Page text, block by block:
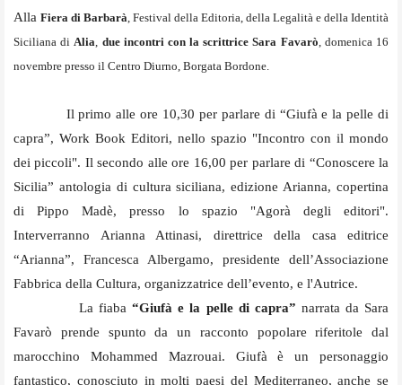
Alla Fiera di Barbarà , Festival della Editoria, della Legalità e della Identità
Siciliana di Alia due incontri con la scrittrice Sara Favarò , domenica 16
novembre presso il Centro Diurno, Borgata Bordone.
Il primo alle ore 10,30 per parlare di “Giufà e la pelle di
capra”, Work Book Editori, nello spazio "Incontro con il mondo
dei piccoli". Il secondo alle ore 16,00 per parlare di “Conoscere la
Sicilia” antologia di cultura siciliana, edizione Arianna, copertina
di Pippo Madè, presso lo spazio "Agorà degli editori".
Interverranno Arianna Attinasi, direttrice della casa editrice
“Arianna”, Francesca Albergamo, presidente dell’Associazione
Fabbrica della Cultura, organizzatrice dell’evento, e l'Autrice.
La fiaba“Giufà e la pelle di capra” narrata da Sara
Favarò prende spunto da un racconto popolare riferitole dal
marocchino Mohammed Mazrouai. Giufà è un personaggio
fantastico, conosciuto in molti paesi del Mediterraneo, anche se